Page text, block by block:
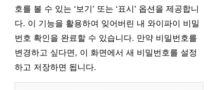
호를 볼 수 있는 ‘보기’ 또는 ‘표시’ 옵션을 제공합니
다. 이 기능을 활용하여 잊어버린 내 와이파이 비밀
번호 확인을 완료할 수 있습니다. 만약 비밀번호를
변경하고 싶다면, 이 화면에서 새 비밀번호를 설정
하고 저장하면 됩니다.